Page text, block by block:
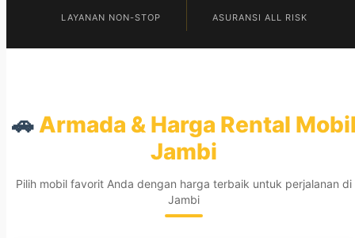
LAYANAN NON-STOP ASURANSI ALL RISK
🚗Armada & Harga Rental
Jambi
Pilih mobil favorit Anda dengan harga terbaik untuk perjalanan di
Jambi